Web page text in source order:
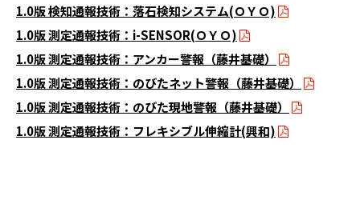
1.0版 検知通報技術：落石検知システム(ＯＹＯ)
1.0版 測定通報技術：i-SENSOR(ＯＹＯ)
1.0版 測定通報技術：アンカー警報（藤井基礎）
1.0版 測定通報技術：のびたネット警報（藤井基礎）
1.0版 測定通報技術：のびた現地警報（藤井基礎）
1.0版 測定通報技術：フレキシブル伸縮計(興和)